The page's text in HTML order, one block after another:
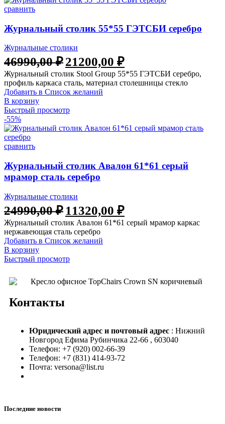
сравнить
Журнальный столик 55*55 ГЭТСБИ серебро
Журнальные столики
46990,00₽21200,00 ₽
Журнальный столик Stool Group 55*55 ГЭТСБИ серебро,
профиль каркаса сталь, материал столешницы стекло
Добавить в Список желаний
В корзину
Быстрый просмотр
-55%
сравнить
Журнальный столик Авалон 61*61 серый
мрамор сталь серебро
Журнальные столики
24990,00₽ 11320,00 ₽
Журнальный столик Авалон 61*61 серый мрамор каркас
нержавеющая сталь серебро
Добавить в Список желаний
В корзину
Быстрый просмотр
Контакты
Юридический адрес и почтовый адрес : Нижний
Новгород Ефима Рубинчика 22-66 , 603040
Телефон: +7 (920) 002-66-39
Телефон: +7 (831) 414-93-72
Почта: versona@list.ru
Последние новости